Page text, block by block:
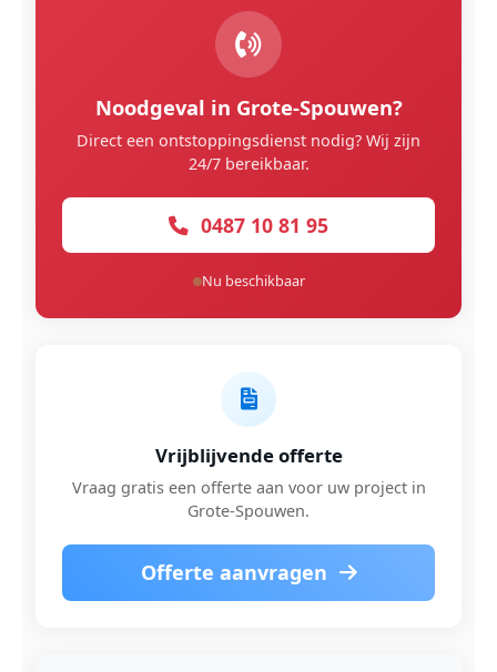
Noodgeval in Grote-Spouwen?
Direct een ontstoppingsdienst nodig? Wij zijn
24/7 bereikbaar.
0487 10 81 95
Nu beschikbaar
Vrijblijvende offerte
Vraag gratis een offerte aan voor uw project in
Grote-Spouwen.
Offerte aanvragen